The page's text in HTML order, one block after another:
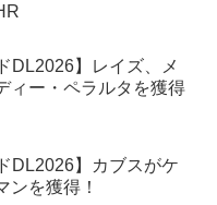
DL2026】レイズ、メ
ィー・ペラルタを獲得
DL2026】カブスがケ
ンを獲得！